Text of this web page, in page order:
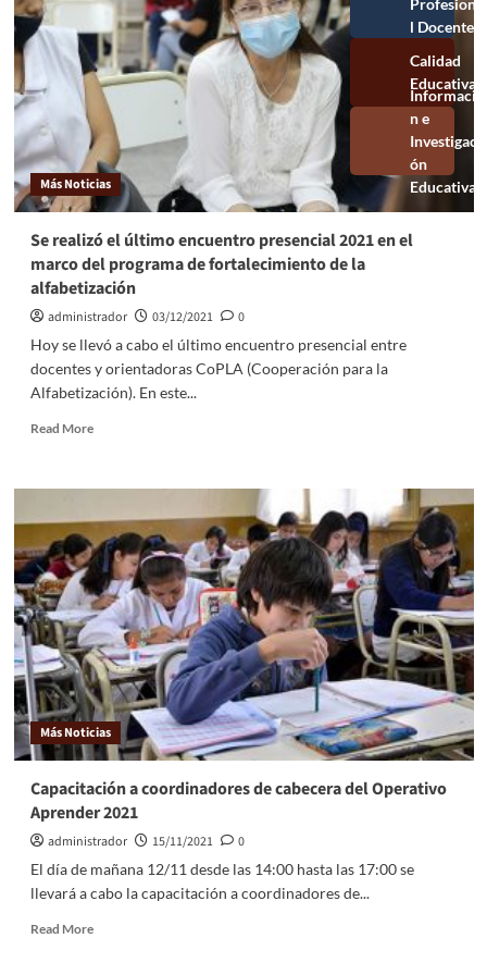
Más Noticias
Se realizó el último encuentro presencial 2021 en el
marco del programa de fortalecimiento de la
alfabetización
administrador 03/12/2021
0
Hoy se llevó a cabo el último encuentro presencial entre
docentes y orientadoras CoPLA (Cooperación para la
Alfabetización). En este...
Read More
Más Noticias
Capacitación a coordinadores de cabecera del Operativo
Aprender 2021
administrador 15/11/2021
0
El día de mañana 12/11 desde las 14:00 hasta las 17:00 se
llevará a cabo la capacitación a coordinadores de...
Read More
Profesional
Docente
Calidad
Educativa
Información e
Investigación
Educativa